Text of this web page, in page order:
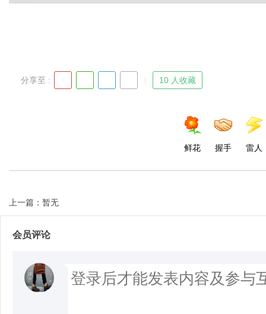
d
分享至 : 10 人收藏
鲜花 握手 雷人
上一篇：暂无
会员评论